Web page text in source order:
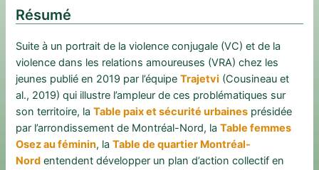
Résumé
Suite à un portrait de la violence conjugale (VC) et de la
violence dans les relations amoureuses (VRA) chez les
jeunes publié en 2019 par l’équipeTrajetvi (Cousineau et
al., 2019) qui illustre l’ampleur de ces problématiques sur
son territoire, laTable paix et sécurité urbaines présidée
par l’arrondissement de Montréal-Nord, laTable femmes
Osez au féminin, laTable de quartier Montréal-
Nord entendent développer un plan d’action collectif en